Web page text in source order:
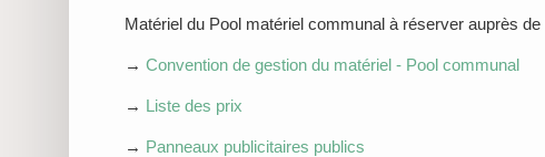
Matériel du Pool matériel communal à réserver auprès de
→ Convention de gestion du matériel - Pool communal
→ Liste des prix
→ Panneaux publicitaires publics